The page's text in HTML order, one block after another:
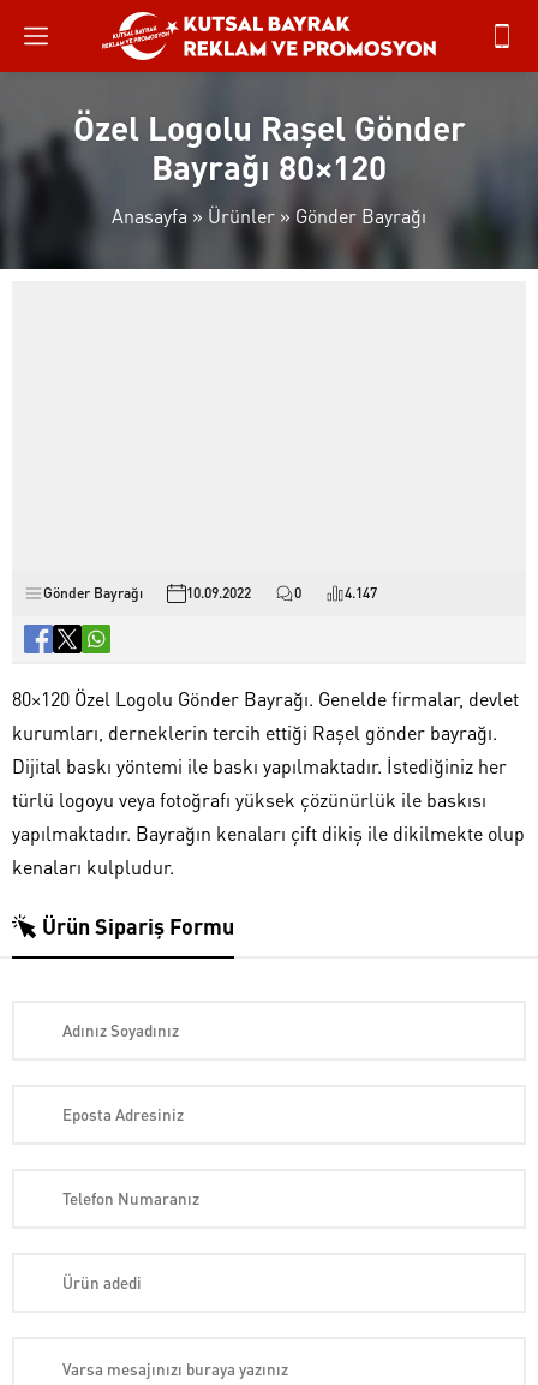
Özel Logolu Raşel Gönder
Bayrağı 80×120
Anasayfa » Ürünler » Gönder Bayrağı
Gönder Bayrağı 10.09.2022 0 4.147
80×120 Özel Logolu Gönder Bayrağı. Genelde firmalar, devlet
kurumları, derneklerin tercih ettiği Raşel gönder bayrağı.
Dijital baskı yöntemi ile baskı yapılmaktadır. İstediğiniz her
türlü logoyu veya fotoğrafı yüksek çözünürlük ile baskısı
yapılmaktadır. Bayrağın kenaları çift dikiş ile dikilmekte olup
kenaları kulpludur.
Ürün Sipariş Formu